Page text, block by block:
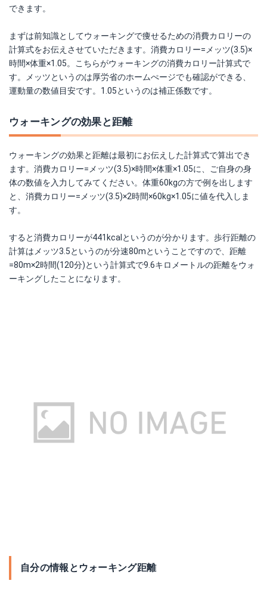
できます。
まずは前知識としてウォーキングで痩せるための消費カロリーの
計算式をお伝えさせていただきます。消費カロリー=メッツ(3.5)×
時間×体重×1.05。こちらがウォーキングの消費カロリー計算式で
す。メッツというのは厚労省のホームぺージでも確認ができる、
運動量の数値目安です。1.05というのは補正係数です。
ウォーキングの効果と距離
ウォーキングの効果と距離は最初にお伝えした計算式で算出でき
ます。消費カロリー=メッツ(3.5)×時間×体重×1.05に、ご自身の身
体の数値を入力してみてください。体重60kgの方で例を出します
と、消費カロリー=メッツ(3.5)×2時間×60kg×1.05に値を代入しま
す。
すると消費カロリーが441kcalというのが分かります。歩行距離の
計算はメッツ3.5というのが分速80mということですので、距離
=80m×2時間(120分)という計算式で9.6キロメートルの距離をウォ
ーキングしたことになります。
自分の情報とウォーキング距離